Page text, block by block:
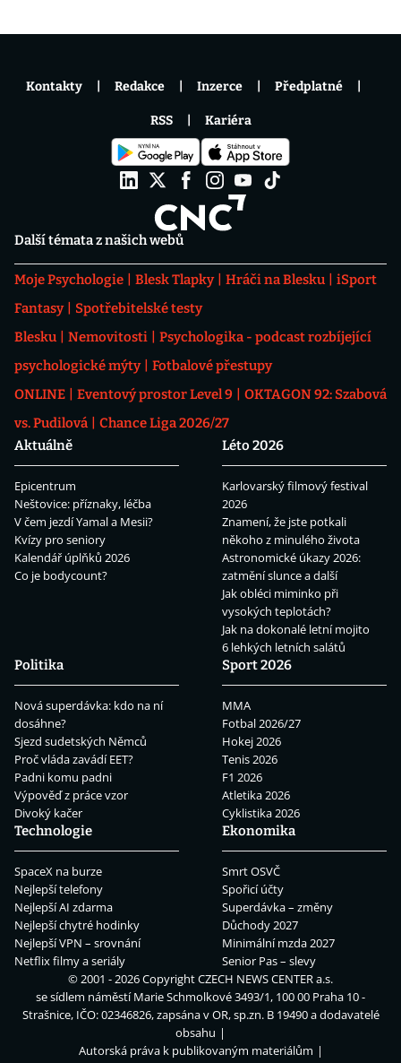
Další témata z našich webů
Moje Psychologie Blesk Tlapky Hráči na Blesku
iSport
Fantasy
Spotřebitelské testy
Blesku
Nemovitosti
Psychologika - podcast rozbíjející
psychologické mýty
Fotbalové přestupy
ONLINE
Eventový prostor Level 9
OKTAGON 92: Szabová
vs. Pudilová
Chance Liga 2026/27
Aktuálně
Epicentrum
Neštovice: příznaky, léčba
V čem jezdí Yamal a Mesii?
Kvízy pro seniory
Kalendář úplňků 2026
Co je bodycount?
Léto 2026
Karlovarský filmový festival
2026
Znamení, že jste potkali
někoho z minulého života
Astronomické úkazy 2026:
zatmění slunce a další
Jak obléci miminko při
vysokých teplotách?
Jak na dokonalé letní mojito
6 lehkých letních salátů
Politika
Nová superdávka: kdo na ní
dosáhne?
Sjezd sudetských Němců
Proč vláda zavádí EET?
Padni komu padni
Výpověď z práce vzor
Divoký kačer
Sport 2026
MMA
Fotbal 2026/27
Hokej 2026
Tenis 2026
F1 2026
Atletika 2026
Cyklistika 2026
Technologie
SpaceX na burze
Nejlepší telefony
Nejlepší AI zdarma
Nejlepší chytré hodinky
Nejlepší VPN – srovnání
Netflix filmy a seriály
Ekonomika
Smrt OSVČ
Spořicí účty
Superdávka – změny
Důchody 2027
Minimální mzda 2027
Senior Pas – slevy
Kontakty Redakce Inzerce Předplatné
RSS Kariéra
© 2001 - 2026 CopyrightCZECH NEWS CENTER a.s.
se sídlem náměstí Marie Schmolkové 3493/1, 100 00 Praha 10 -
Strašnice, IČO: 02346826, zapsána v OR, sp.zn. B 19490 a dodavatelé
obsahu
Autorská práva k publikovaným materiálům